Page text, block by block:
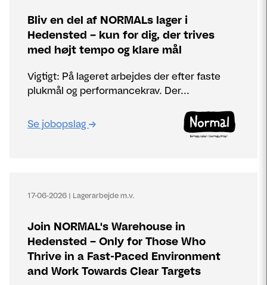
Bliv en del af NORMALs lager i
Hedensted – kun for dig, der trives
med højt tempo og klare mål
Vigtigt: På lageret arbejdes der efter faste
plukmål og performancekrav. Der...
Se jobopslag
17-06-2026 | Lagerarbejde m.v.
Join NORMAL's Warehouse in
Hedensted – Only for Those Who
Thrive in a Fast-Paced Environment
and Work Towards Clear Targets